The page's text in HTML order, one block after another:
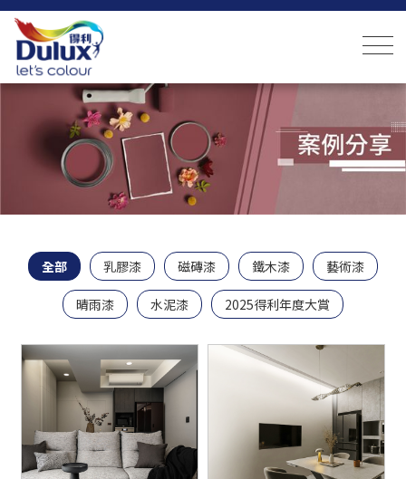
全部 乳膠漆 磁磚漆 鐵木漆 藝術漆
晴雨漆 水泥漆 2025得利年度大賞